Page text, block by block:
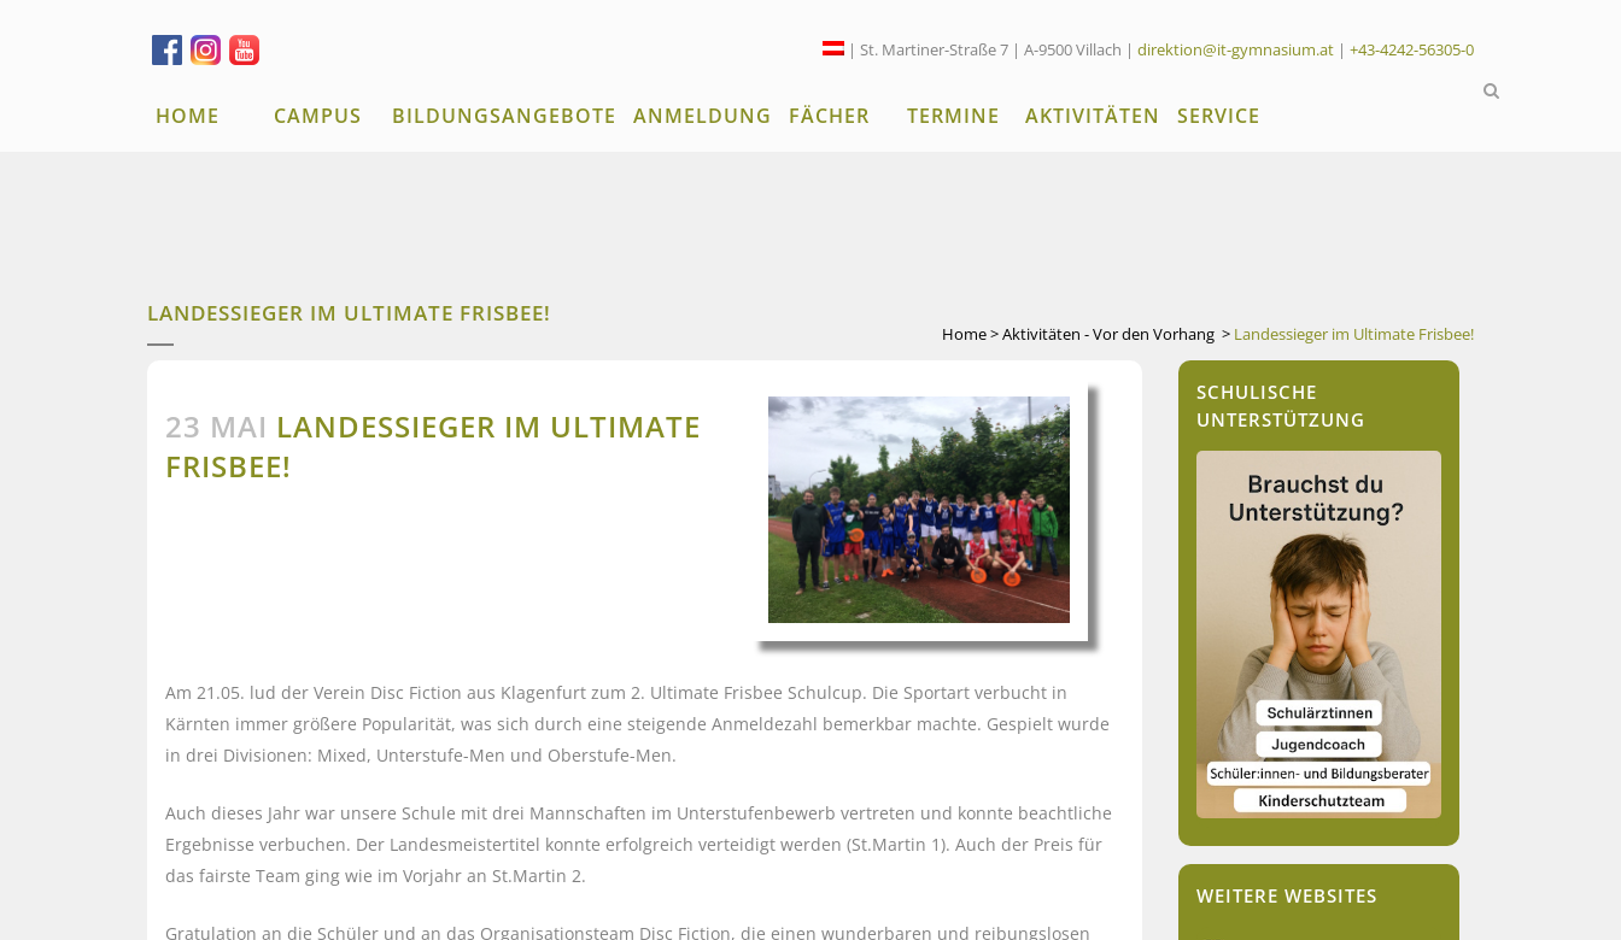
| St. Martiner-Straße 7 | A-9500 Villach | direktion@it-gymnasium.at | +43-4242-56305-0
HOME CAMPUS BILDUNGSANGEBOTE ANMELDUNG FÄCHER TERMINE AKTIVITÄTEN SERVICE
LANDESSIEGER IM ULTIMATE FRISBEE!
Home>Aktivitäten - Vor den Vorhang > Landessieger im Ultimate Frisbee!
23 MAI LANDESSIEGER IM ULTIMATE
FRISBEE!
Am 21.05. lud der Verein Disc Fiction aus Klagenfurt zum 2. Ultimate Frisbee Schulcup. Die Sportart verbucht in
Kärnten immer größere Popularität, was sich durch eine steigende Anmeldezahl bemerkbar machte. Gespielt wurde
in drei Divisionen: Mixed, Unterstufe-Men und Oberstufe-Men.
Auch dieses Jahr war unsere Schule mit drei Mannschaften im Unterstufenbewerb vertreten und konnte beachtliche
Ergebnisse verbuchen. Der Landesmeistertitel konnte erfolgreich verteidigt werden (St.Martin 1). Auch der Preis für
das fairste Team ging wie im Vorjahr an St.Martin 2.
Gratulation an die Schüler und an das Organisationsteam Disc Fiction, die einen wunderbaren und reibungslosen
SCHULISCHE
UNTERSTÜTZUNG
WEITERE WEBSITES